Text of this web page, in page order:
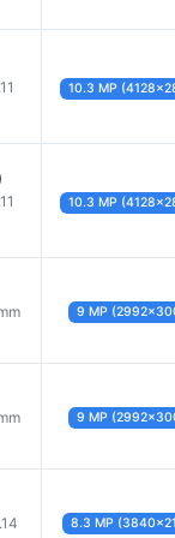
10.3 MP
10.3 MP
9 MP
9 MP
8.3 MP